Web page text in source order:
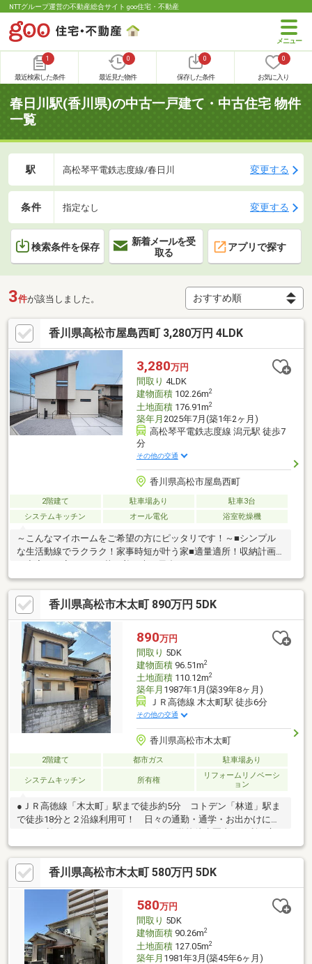
NTTグループ運営の不動産総合サイト goo住宅・不動産
1
最近検索した条件
0
最近見た物件
0
保存した条件
0
お気に入り
春日川駅(香川県)の中古一戸建て・中古住宅 物件
一覧
駅 高松琴平電鉄志度線/春日川 変更する
条件 指定なし 変更する
検索条件を保存
新着メールを受
取る
アプリで探す
3件が該当しました。
香川県高松市屋島西町 3,280万円 4LDK
3,280万円
間取り 4LDK
建物面積102.26m2
土地面積176.91m2
築年月 2025年7月(築1年2ヶ月)
高松琴平電鉄志度線 潟元駅 徒歩7
分
その他の交通
香川県高松市屋島西町
2階建て 駐車場あり
駐車3台
システムキッチン
オール電化 浴室乾燥機
～こんなマイホームをご希望の方にピッタリです！～■シンプル
な生活動線でラクラク！家事時短が叶う家■適量適所！収納計画
アの家■お仕事帰りに立ち寄れる◎ザグザグ屋島西町店まで徒歩1
分■打ち合せいらず！すぐに入居可能の建売住宅■インテリアコー
ディネーターが選んだ家具・カーテン・照明付き■耐震性に優れ
た2×4工法のお家で災害時への備えも◎■購入後のアフターサポー
トが充実◎■屋島エリアで住宅を検討中（屋島小学校）■今ならお
得に購入可！価格改定しました◎（R8.3月2日付）
香川県高松市木太町 890万円 5DK
890万円
間取り 5DK
建物面積96.51m2
土地面積110.12m2
築年月 1987年1月(築39年8ヶ月)
ＪＲ高徳線 木太町駅 徒歩6分
その他の交通
香川県高松市木太町
2階建て 都市ガス 駐車場あり
システムキッチン 所有権
リフォームリノベーシ
ョン
●ＪＲ高徳線「木太町」駅まで徒歩約5分 コトデン「林道」駅ま
で徒歩18分と２沿線利用可！ 日々の通勤・通学・お出かけにと
地です！ 木太町エリアでは小売店・飲食店・スーパー・郵便局
など生活施設が比較的近くに集まっているので徒歩・自転車で日
常の買い物等がしやすい立地です！●フルリフォームが完了いた
しました！！ すぐにお住まいいただけます♪●５DKと部屋数が多
く生活空間に余裕あり！ （DK6、和6、和6、洋6、洋6、洋6）
ライフスタイルに柔軟に対応できる間取りです！！●駐車場は普
通車１台
香川県高松市木太町 580万円 5DK
580万円
間取り 5DK
建物面積90.26m2
土地面積127.05m2
築年月 1981年3月(築45年6ヶ月)